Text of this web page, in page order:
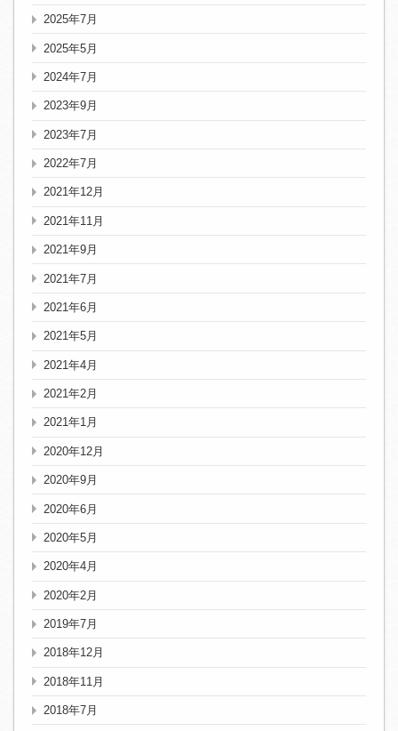
2025年7月
2025年5月
2024年7月
2023年9月
2023年7月
2022年7月
2021年12月
2021年11月
2021年9月
2021年7月
2021年6月
2021年5月
2021年4月
2021年2月
2021年1月
2020年12月
2020年9月
2020年6月
2020年5月
2020年4月
2020年2月
2019年7月
2018年12月
2018年11月
2018年7月